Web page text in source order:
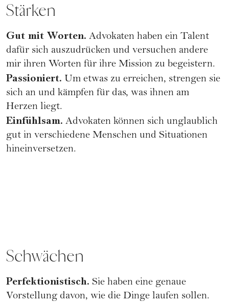
Stärken
Gut mit Worten. Advokaten haben ein Talent
dafür sich auszudrücken und versuchen andere
mir ihren Worten für ihre Mission zu begeistern.
Passioniert. Um etwas zu erreichen, strengen sie
sich an und kämpfen für das, was ihnen am
Herzen liegt.
Einfühlsam. Advokaten können sich unglaublich
gut in verschiedene Menschen und Situationen
hineinversetzen.
Schwächen
Perfektionistisch. Sie haben eine genaue
Vorstellung davon, wie die Dinge laufen sollen.